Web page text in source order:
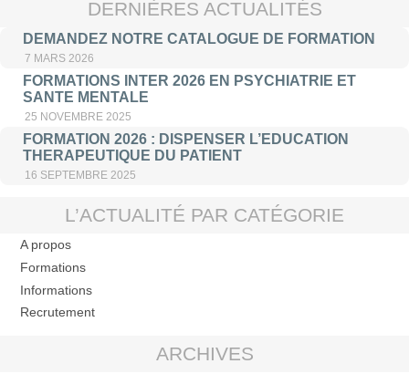
DERNIÈRES ACTUALITÉS
DEMANDEZ NOTRE CATALOGUE DE FORMATION
7 MARS 2026
FORMATIONS INTER 2026 EN PSYCHIATRIE ET
SANTE MENTALE
25 NOVEMBRE 2025
FORMATION 2026 : DISPENSER L’EDUCATION
THERAPEUTIQUE DU PATIENT
16 SEPTEMBRE 2025
L’ACTUALITÉ PAR CATÉGORIE
A propos
Formations
Informations
Recrutement
ARCHIVES